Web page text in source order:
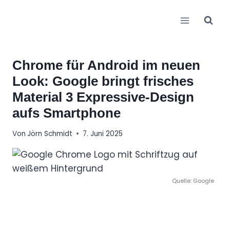
Chrome für Android im neuen
Look: Google bringt frisches
Material 3 Expressive-Design
aufs Smartphone
Von Jörn Schmidt 7. Juni 2025
Quelle: Google